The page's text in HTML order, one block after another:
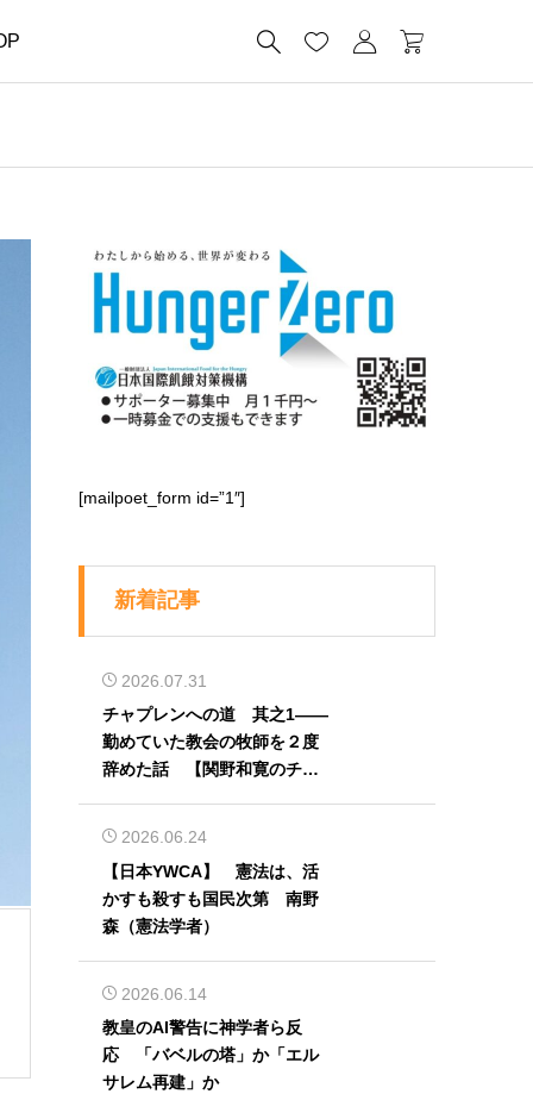
   
[mailpoet_form id=”1″]
新着記事
2026.07.31
チャプレンへの道 其之1――
勤めていた教会の牧師を２度
辞めた話 【関野和寛のチャ
2026.06.24
【日本YWCA】 憲法は、活
かすも殺すも国民次第 南野
森（憲法学者）
2026.06.14
教皇のAI警告に神学者ら反
応 「バベルの塔」か「エル
サレム再建」か